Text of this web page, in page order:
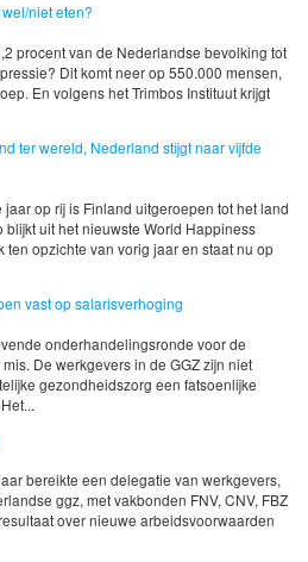
niet eten?
procent van de Nederlandse bevolking tot
Dit komt neer op 550.000 mensen,
En volgens het Trimbos Instituut krijgt
ter wereld, Nederland stijgt naar vijfde
op rij is Finland uitgeroepen tot het land
uit het nieuwste World Happiness
ten opzichte van vorig jaar en staat nu op
vast op salarisverhoging
onderhandelingsronde voor de
De werkgevers in de GGZ zijn niet
gezondheidszorg een fatsoenlijke
bereikte een delegatie van werkgevers,
ggz, met vakbonden FNV, CNV, FBZ
over nieuwe arbeidsvoorwaarden